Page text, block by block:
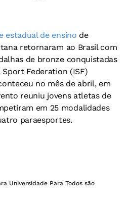
estadual de ensino de
retornaram ao Brasil com
de bronze conquistadas
Federation (ISF)
no mês de abril, em
reuniu jovens atletas de
em 25 modalidades
paraesportes.
Universidade Para Todos são